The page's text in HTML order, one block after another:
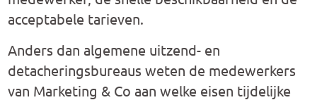
acceptabele tarieven.
Anders dan algemene uitzend- en
detacheringsbureaus weten de medewerkers
van Marketing & Co aan welke eisen tijdelijke